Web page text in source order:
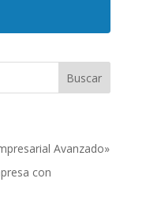
Avanzado»
con